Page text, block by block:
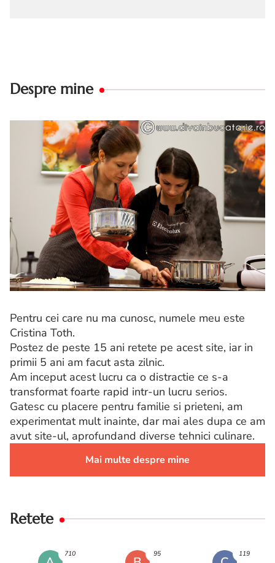
Despre mine
Pentru cei care nu ma cunosc, numele meu este
Cristina Toth.
Postez de peste 15 ani retete pe acest site, iar in
primii 5 ani am facut asta zilnic.
Am inceput acest lucru ca o distractie ce s-a
transformat foarte rapid intr-un lucru serios.
Gatesc cu placere pentru familie si prieteni, am
experimentat mult inainte, dar mai ales dupa ce am
avut site-ul, aprofundand diverse tehnici culinare.
Mai multe despre mine
Retete
710 95 119